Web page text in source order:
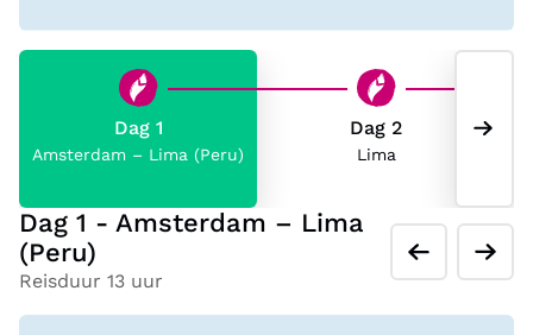
Dag 1
Amsterdam – Lima (Peru)
Dag 2
Lima
Dag 1 - Amsterdam – Lima
(Peru)
Reisduur 13 uur